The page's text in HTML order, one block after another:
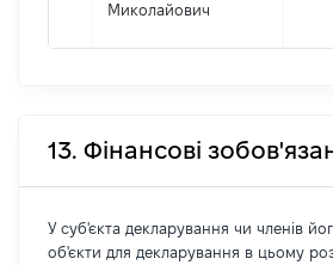
Миколайович
13. Фінансові
У суб'єкта декларування чи членів
об'єкти для декларування в цьому